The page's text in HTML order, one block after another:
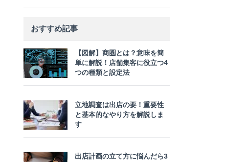
おすすめ記事
【図解】商圏とは？意味を簡
単に解説！店舗集客に役立つ4
つの種類と設定法
立地調査は出店の要！重要性
と基本的なやり方を解説しま
す
出店計画の立て方に悩んだら3